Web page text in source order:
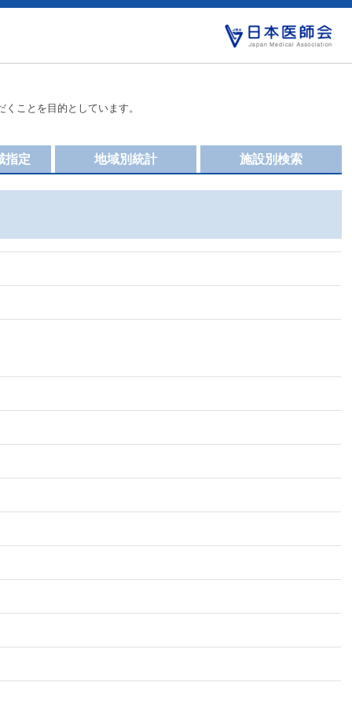
ことを目的としています。
施設別検索
地域別統計
指定